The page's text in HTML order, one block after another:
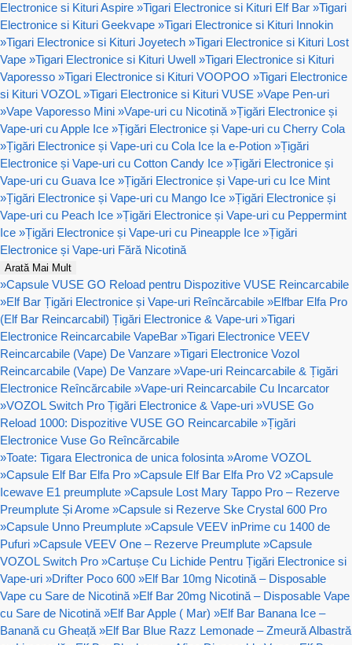
Electronice si Kituri Aspire »Tigari Electronice si Kituri Elf Bar »Tigari
Electronice si Kituri Geekvape »Tigari Electronice si Kituri Innokin
»Tigari Electronice si Kituri Joyetech »Tigari Electronice si Kituri Lost
Vape »Tigari Electronice si Kituri Uwell »Tigari Electronice si Kituri
Vaporesso »Tigari Electronice si Kituri VOOPOO »Tigari Electronice
si Kituri VOZOL »Tigari Electronice si Kituri VUSE »Vape Pen-uri
»Vape Vaporesso Mini »Vape-uri cu Nicotină »Țigări Electronice și
Vape-uri cu Apple Ice »Țigări Electronice și Vape-uri cu Cherry Cola
»Țigări Electronice și Vape-uri cu Cola Ice la e-Potion »Țigări
Electronice și Vape-uri cu Cotton Candy Ice »Țigări Electronice și
Vape-uri cu Guava Ice »Țigări Electronice și Vape-uri cu Ice Mint
»Țigări Electronice și Vape-uri cu Mango Ice »Țigări Electronice și
Vape-uri cu Peach Ice »Țigări Electronice și Vape-uri cu Peppermint
Ice »Țigări Electronice și Vape-uri cu Pineapple Ice »Țigări
Electronice și Vape-uri Fără Nicotină
Arată Mai Mult
»Capsule VUSE GO Reload pentru Dispozitive VUSE Reincarcabile
»Elf Bar Țigări Electronice și Vape-uri Reîncărcabile »Elfbar Elfa Pro
(Elf Bar Reincarcabil) Țigări Electronice & Vape-uri »Tigari
Electronice Reincarcabile VapeBar »Tigari Electronice VEEV
Reincarcabile (Vape) De Vanzare »Tigari Electronice Vozol
Reincarcabile (Vape) De Vanzare »Vape-uri Reincarcabile & Țigări
Electronice Reîncărcabile »Vape-uri Reincarcabile Cu Incarcator
»VOZOL Switch Pro Țigări Electronice & Vape-uri »VUSE Go
Reload 1000: Dispozitive VUSE GO Reincarcabile »Țigări
Electronice Vuse Go Reîncărcabile
»Toate: Tigara Electronica de unica folosinta »Arome VOZOL
»Capsule Elf Bar Elfa Pro »Capsule Elf Bar Elfa Pro V2 »Capsule
Icewave E1 preumplute »Capsule Lost Mary Tappo Pro – Rezerve
Preumplute Și Arome »Capsule si Rezerve Ske Crystal 600 Pro
»Capsule Unno Preumplute »Capsule VEEV inPrime cu 1400 de
Pufuri »Capsule VEEV One – Rezerve Preumplute »Capsule
VOZOL Switch Pro »Cartușe Cu Lichide Pentru Țigări Electronice si
Vape-uri »Drifter Poco 600 »Elf Bar 10mg Nicotină – Disposable
Vape cu Sare de Nicotină »Elf Bar 20mg Nicotină – Disposable Vape
cu Sare de Nicotină »Elf Bar Apple ( Mar) »Elf Bar Banana Ice –
Banană cu Gheață »Elf Bar Blue Razz Lemonade – Zmeură Albastră